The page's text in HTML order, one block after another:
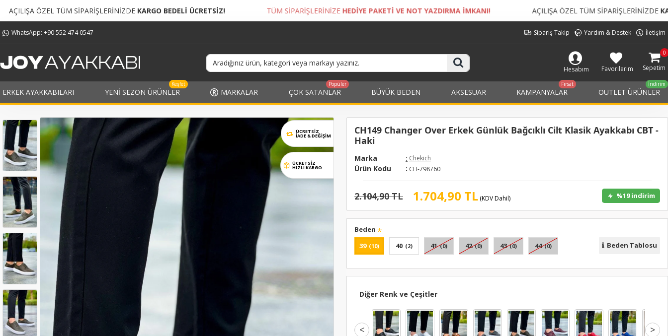
KARGO BEDELİ ÜCRETSİZ! TÜM SİPARİŞLERİNİZE HEDİYE PAKETİ VE NOT YAZDIRMA İMKANI! AÇILIŞA ÖZEL TÜM SİPARİŞLERİNİZDEKARGO BEDELİ
WhatsApp: +90 552 474 0547 Sipariş Takip Yardım & Destek İletişim
Hesabım Favorilerim Sepetim
0
ERKEK AYAKKABILARI YENI SEZON ÜRÜNLER
Keşfet
MARKALAR ÇOK SATANLAR
Popüler
BÜYÜK BEDEN AKSESUAR KAMPANYALAR
Fırsat
OUTLET ÜRÜNLER
İndirim
ÜCRETSİZ
İADE & DEĞIŞIM
ÜCRETSİZ
HIZLI KARGO
CH149 Changer Over Erkek Günlük Bağcıklı Cilt Klasik Ayakkabı CBT -
Haki
Marka : Chekich
Ürün Kodu : CH-798760
1.704,90 TL (KDV Dahil)
2.104,90 TL %19 indirim
Beden
39 (10) 40 (2) 41 (0) 42 (0) 43 (0) 44 (0) Beden Tablosu
Diğer Renk ve Çeşitler
< >